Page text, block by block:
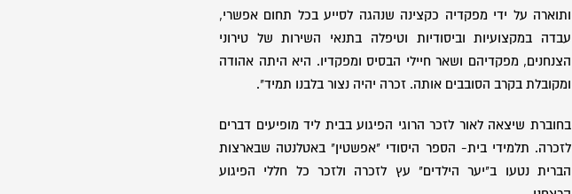
ותוארה על ידי מפקדיה כקצינה שנהגה לסייע בכל תחום אפשרי,
עבדה במקצועיות וביסודיות וטיפלה בתנאי השירות של טירוני
הצנחנים, מפקדיהם ושאר חיילי הבסיס ומפקדיו. היא היתה אהודה
ומקובלת בקרב הסובבים אותה. זכרה יהיה נצור בלבנו תמיד".
בחוברת שיצאה לאור לזכר הרוגי הפיגוע בבית ליד מופיעים דברים
לזכרה. תלמידי בית- הספר היסודי "אפשטין" באטלנטה שבארצות
הברית נטעו ב"יער הילדים" עץ לזכרה ולזכר כל חללי הפיגוע